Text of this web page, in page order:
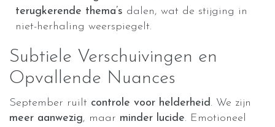
terugkerende thema’s dalen, wat de stijging in
niet-herhaling weerspiegelt.
Subtiele Verschuivingen en
Opvallende Nuances
September ruilt controle voor helderheid. We zijn
meer aanwezig, maar minder lucide. Emotioneel